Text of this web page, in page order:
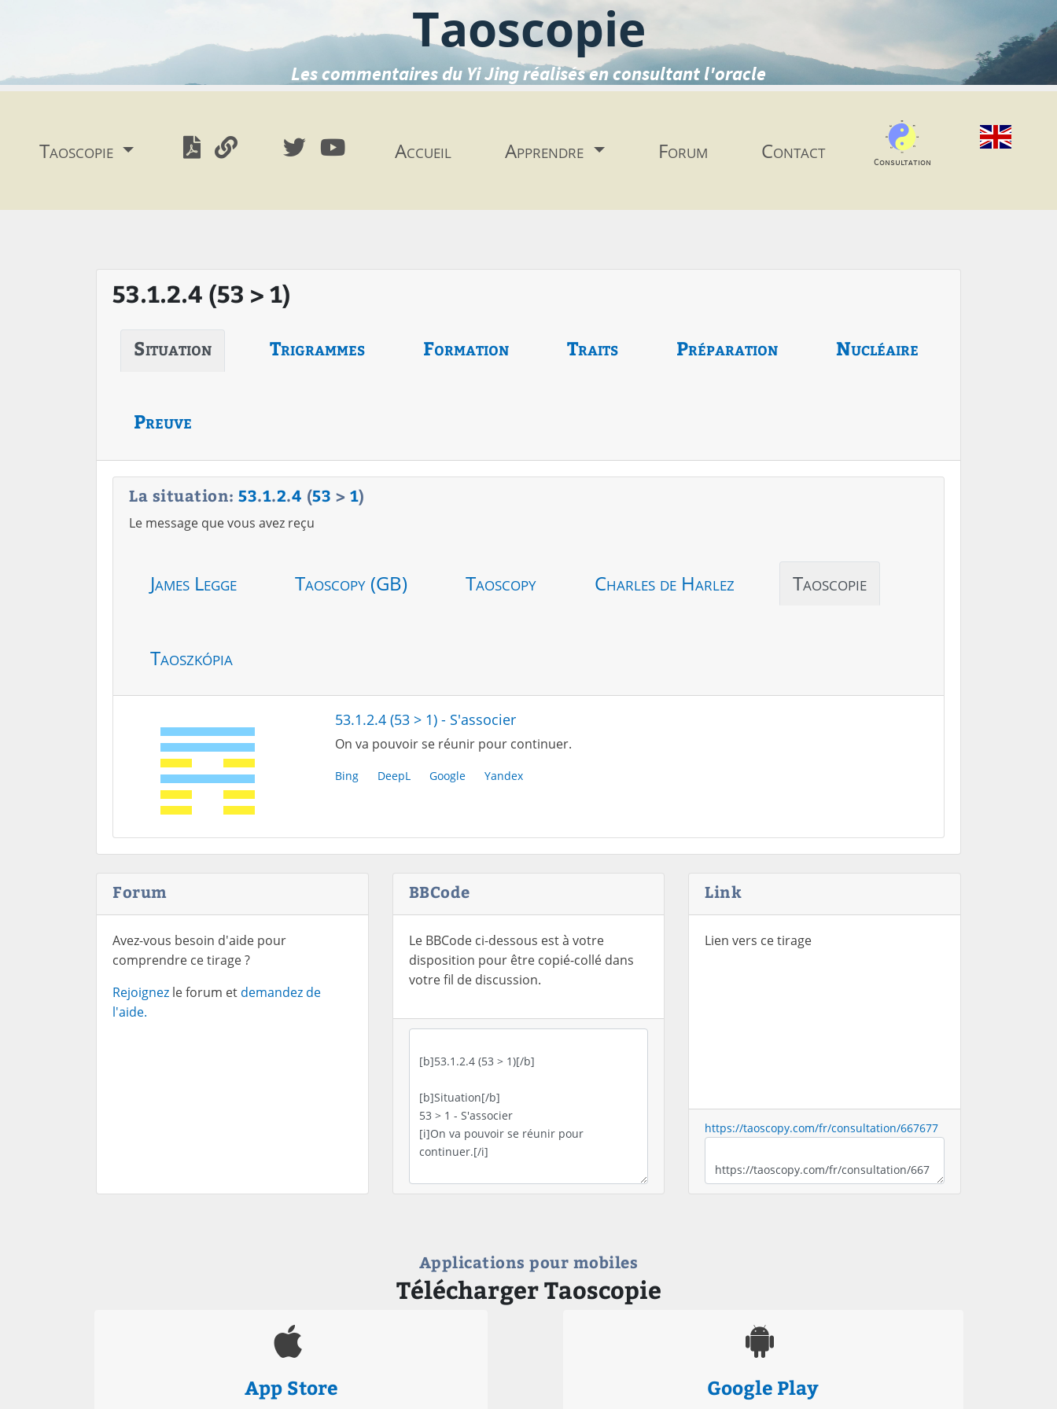
Taoscopie
Les commentaires du Yi Jing réalisés en consultant l'oracle
Taoscopie Accueil Apprendre Forum Contact Consultation
53.1.2.4 (53 > 1)
Situation Trigrammes Formation Traits Préparation Nucléaire
Preuve
La situation: 53.1.2.4 (53 > 1)
Le message que vous avez reçu
James Legge Taoscopy (GB) Taoscopy Charles de Harlez Taoscopie
Taoszkópia
53.1.2.4 (53 > 1) - S'associer
On va pouvoir se réunir pour continuer.
Bing DeepL Google Yandex
Forum
Avez-vous besoin d'aide pour
comprendre ce tirage ?
Rejoignez le forum et demandez de
l'aide.
BBCode
Le BBCode ci-dessous est à votre
disposition pour être copié-collé dans
votre fil de discussion.
Link
Lien vers ce tirage
https://taoscopy.com/fr/consultation/667677
Applications pour mobiles
Télécharger Taoscopie
App Store Google Play